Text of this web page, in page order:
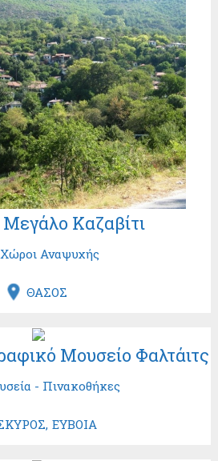
Καζαβίτι
Χώροι Αναψυχής
ΘΑΣΟΣ
Μουσείο Φαλτάιτς
- Πινακοθήκες
ΕΥΒΟΙΑ